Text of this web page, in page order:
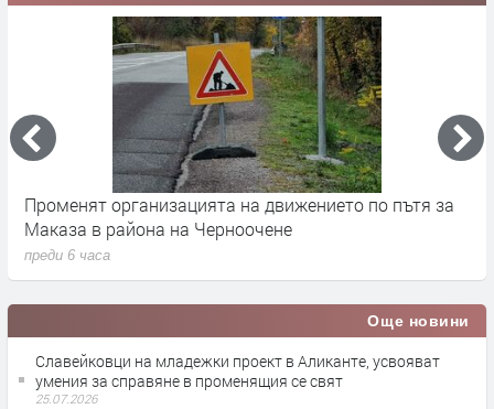
Променят организацията на движението по пътя за
Маказа в района на Черноочене
преди 6 часа
Още новини
Славейковци на младежки проект в Аликанте, усвояват
умения за справяне в променящия се свят
25.07.2026